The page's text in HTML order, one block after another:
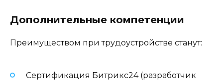
Дополнительные компетенции
Преимуществом при трудоустройстве станут:
Сертификация Битрикс24 (разработчик